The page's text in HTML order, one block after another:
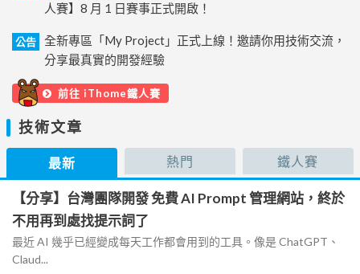
人賽】8 月 1 日賽事正式開啟！
公告
全新專區「My Project」正式上線！邀請你用技術交流，
分享最真實的開發經驗
前往 iThome鐵人賽
技術文章
最新 熱門 鐵人賽
【分享】台灣團隊開發 免費 AI Prompt 管理網站，終於
不用再到處找提示詞了
最近 AI 幾乎已經變成每天工作都會用到的工具。像是 ChatGPT、
Claud...